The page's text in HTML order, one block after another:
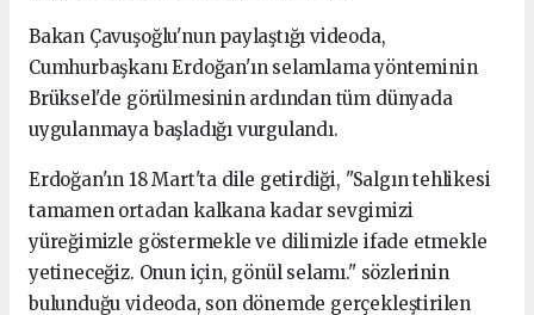
Bakan Çavuşoğlu'nun paylaştığı videoda,
Cumhurbaşkanı Erdoğan'ın selamlama yönteminin
Brüksel'de görülmesinin ardından tüm dünyada
uygulanmaya başladığı vurgulandı.
Erdoğan'ın 18 Mart'ta dile getirdiği, "Salgın tehlikesi
tamamen ortadan kalkana kadar sevgimizi
yüreğimizle göstermekle ve dilimizle ifade etmekle
yetineceğiz. Onun için, gönül selamı." sözlerinin
bulunduğu videoda, son dönemde gerçekleştirilen